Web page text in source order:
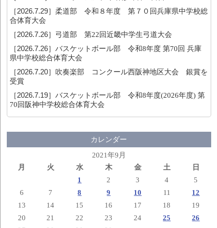
［2026.7.29］柔道部 令和８年度 第７０回兵庫県中学校総
合体育大会
［2026.7.26］ 弓道部 第22回近畿中学生弓道大会
［2026.7.26］バスケットボール部 令和8年度 第70回 兵庫
県中学校総合体育大会
［2026.7.20］ 吹奏楽部 コンクール西阪神地区大会 銀賞を
受賞
［2026.7.19］バスケットボール部 令和8年度(2026年度) 第
70回阪神中学校総合体育大会
カレンダー
2021年9月
月
火 水 木 金 土 日
1 2 3 4
5
6
7 8 9 10 11
12
13
14 15 16 17 18
19
20
21 22 23 24 25
26